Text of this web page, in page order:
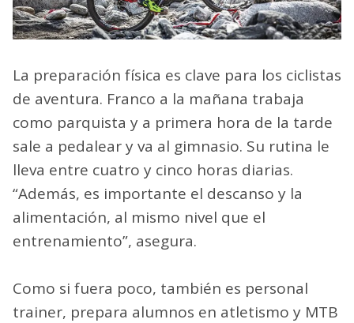
La preparación física es clave para los ciclistas
de aventura. Franco a la mañana trabaja
como parquista y a primera hora de la tarde
sale a pedalear y va al gimnasio. Su rutina le
lleva entre cuatro y cinco horas diarias.
“Además, es importante el descanso y la
alimentación, al mismo nivel que el
entrenamiento”, asegura.
Como si fuera poco, también es personal
trainer, prepara alumnos en atletismo y MTB